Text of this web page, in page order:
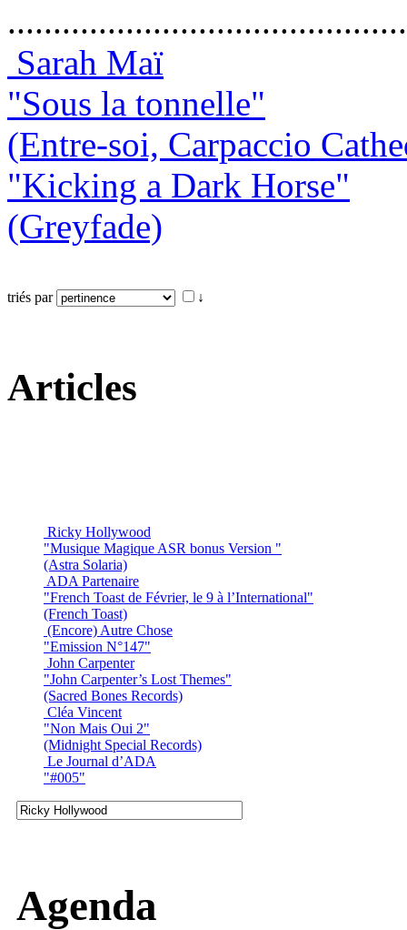
Sarah Maï
"Sous la tonnelle"
(Entre-soi, Carpaccio
"Kicking a Dark Horse"
(Greyfade)
triés par ↓
Articles
Ricky Hollywood
"Musique Magique ASR bonus Version "
(Astra Solaria)
ADA Partenaire
"French Toast de Février, le 9 à l’International"
(French Toast)
(Encore) Autre Chose
"Emission N°147"
John Carpenter
"John Carpenter’s Lost Themes"
(Sacred Bones Records)
Cléa Vincent
"Non Mais Oui 2"
(Midnight Special Records)
Le Journal d’ADA
"#005"
Agenda